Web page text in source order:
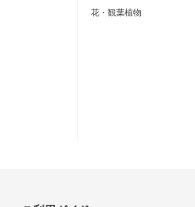
花・観葉植物